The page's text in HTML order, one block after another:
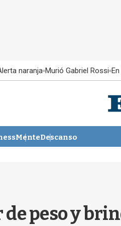
naranja Murió Gabriel Rossi
MenteDescanso
peso y